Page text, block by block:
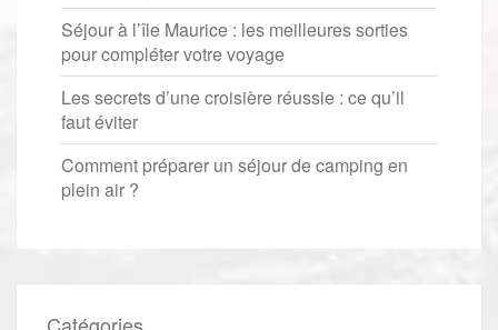
Séjour à l’île Maurice : les meilleures sorties
pour compléter votre voyage
Les secrets d’une croisière réussie : ce qu’il
faut éviter
Comment préparer un séjour de camping en
plein air ?
Catégories